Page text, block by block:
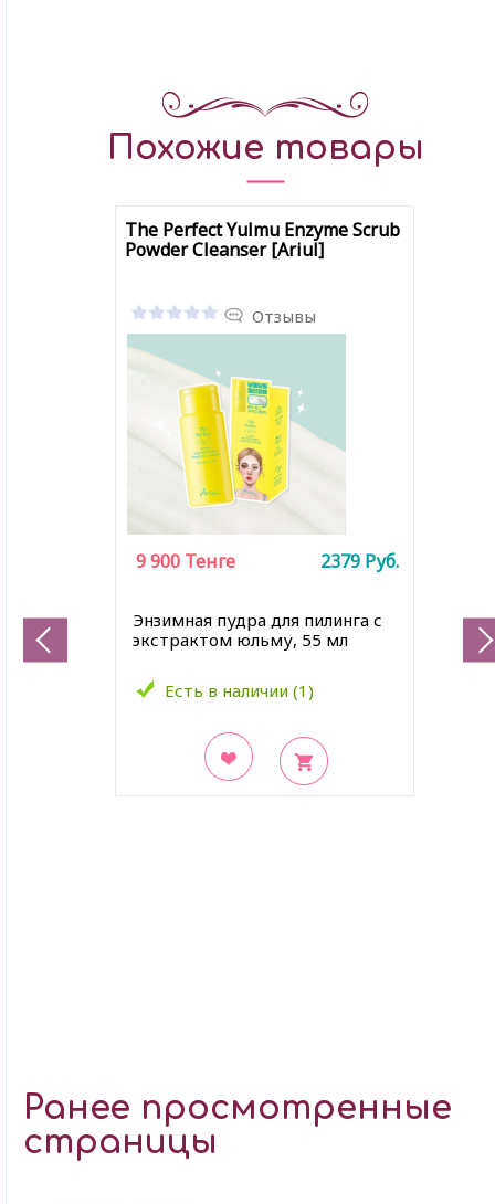
Похожие товары
The Perfect Yulmu Enzyme Scrub
Powder Cleanser [Ariul]
Отзывы
Энзимная пудра для пилинга с
экстрактом юльму, 55 мл
Есть в наличии (1)
9 900 Тенге 2379 Руб.
Ранее просмотренные
страницы